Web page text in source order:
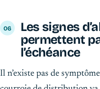
Les signes
permettent
l’échéance
Il n’existe pas de